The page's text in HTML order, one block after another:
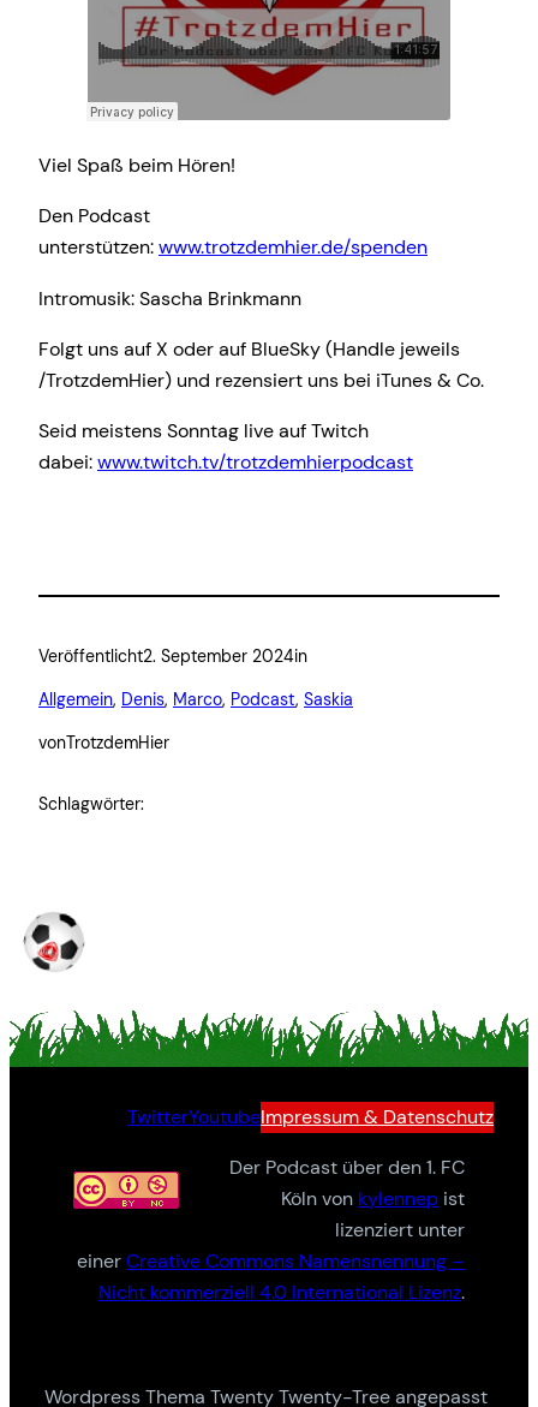
Viel Spaß beim Hören!
Den Podcast
unterstützen:www.trotzdemhier.de/spenden
Intromusik: Sascha Brinkmann
Folgt uns auf X oder auf BlueSky (Handle jeweils
/TrotzdemHier) und rezensiert uns bei iTunes & Co.
Seid meistens Sonntag live auf Twitch
dabei:www.twitch.tv/trotzdemhierpodcast
Veröffentlicht2. September 2024in
Allgemein, Denis, Marco, Podcast, Saskia
vonTrotzdemHier
Schlagwörter:
TwitterYoutubeImpressum & Datenschutz
Der Podcast über den 1. FC
Köln von kylennep ist
lizenziert unter
einerCreative Commons Namensnennung –
Nicht kommerziell 4.0 International Lizenz.
Wordpress Thema Twenty Twenty-Tree angepasst